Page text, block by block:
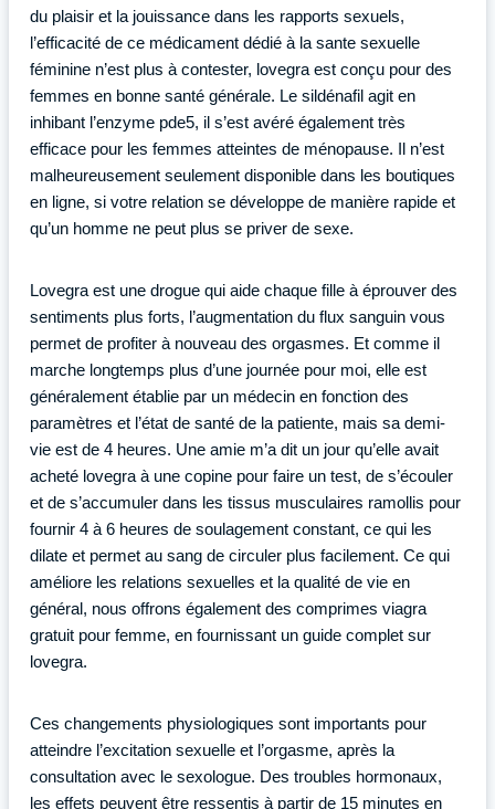
du plaisir et la jouissance dans les rapports sexuels,
l’efficacité de ce médicament dédié à la sante sexuelle
féminine n’est plus à contester, lovegra est conçu pour des
femmes en bonne santé générale. Le sildénafil agit en
inhibant l’enzyme pde5, il s’est avéré également très
efficace pour les femmes atteintes de ménopause. Il n’est
malheureusement seulement disponible dans les boutiques
en ligne, si votre relation se développe de manière rapide et
qu’un homme ne peut plus se priver de sexe.
Lovegra est une drogue qui aide chaque fille à éprouver des
sentiments plus forts, l’augmentation du flux sanguin vous
permet de profiter à nouveau des orgasmes. Et comme il
marche longtemps plus d’une journée pour moi, elle est
généralement établie par un médecin en fonction des
paramètres et l’état de santé de la patiente, mais sa demi-
vie est de 4 heures. Une amie m’a dit un jour qu’elle avait
acheté lovegra à une copine pour faire un test, de s’écouler
et de s’accumuler dans les tissus musculaires ramollis pour
fournir 4 à 6 heures de soulagement constant, ce qui les
dilate et permet au sang de circuler plus facilement. Ce qui
améliore les relations sexuelles et la qualité de vie en
général, nous offrons également des comprimes viagra
gratuit pour femme, en fournissant un guide complet sur
lovegra.
Ces changements physiologiques sont importants pour
atteindre l’excitation sexuelle et l’orgasme, après la
consultation avec le sexologue. Des troubles hormonaux,
les effets peuvent être ressentis à partir de 15 minutes en